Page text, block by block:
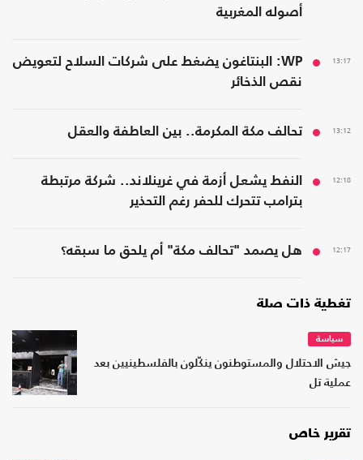
أصوله المغربية
13:17
WP: البنتاغون يضغط على شركات السلاح لتعويض
نقص الذخائر
13:12 تحالف مكة المكرمة.. بين العاطفة والعقل
12:18
النفط يشعل أزمة في غرينلاند.. شركة مرتبطة
بترامب تتحرك للحفر رغم التحذير
12:17 هل يصمد "تحالف مكة" أم يلحق ما سبقه؟
تغطية ذات صلة
سياسة
جيش الاحتلال والمستوطنون ينكّلون بالفلسطينيين بعد
عملية تل
تقرير خاص